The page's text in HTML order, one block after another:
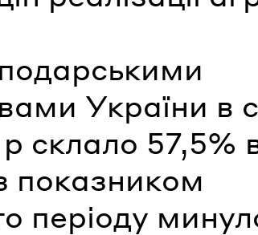
України в
склало 57,5%
показником
періоду